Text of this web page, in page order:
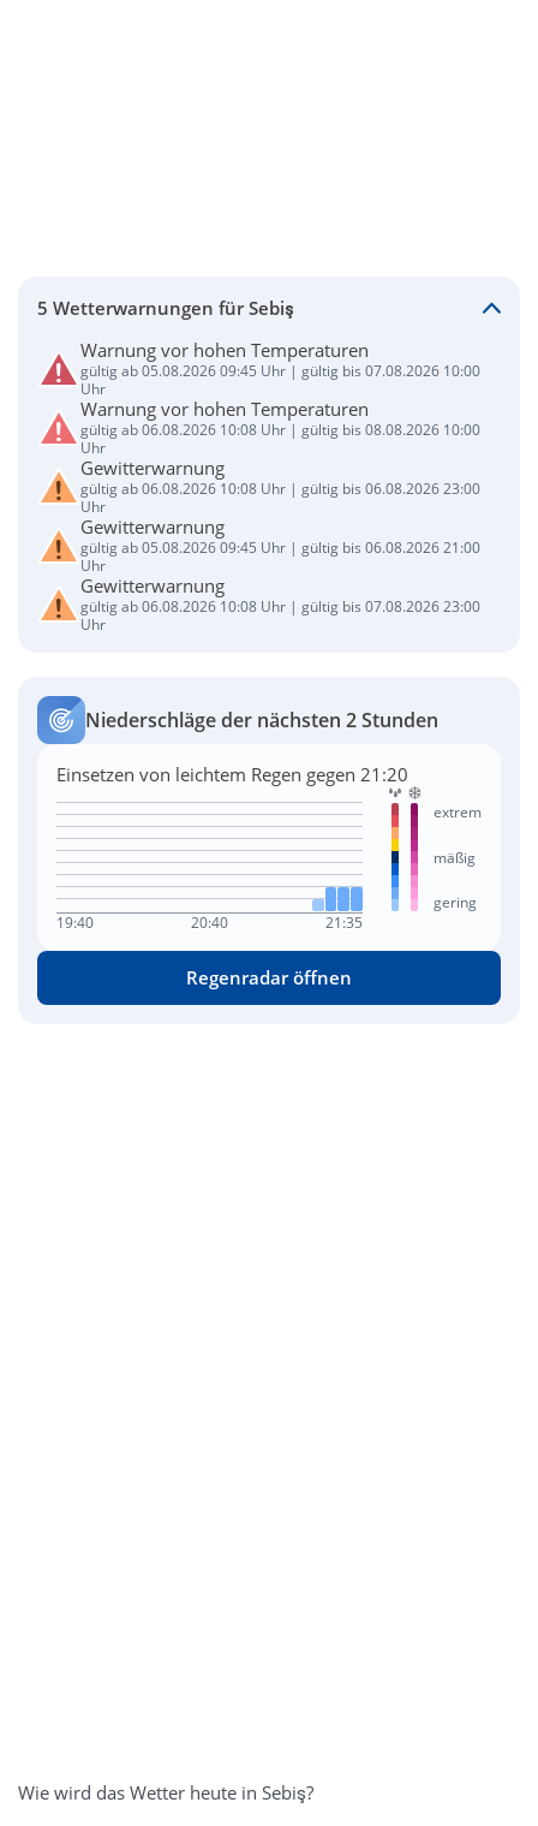
5 Wetterwarnungen für Sebiş
Warnung vor hohen Temperaturen
gültig ab 05.08.2026 09:45 Uhr | gültig bis 07.08.2026 10:00
Uhr
Warnung vor hohen Temperaturen
gültig ab 06.08.2026 10:08 Uhr | gültig bis 08.08.2026 10:00
Uhr
Gewitterwarnung
gültig ab 06.08.2026 10:08 Uhr | gültig bis 06.08.2026 23:00
Uhr
Gewitterwarnung
gültig ab 05.08.2026 09:45 Uhr | gültig bis 06.08.2026 21:00
Uhr
Gewitterwarnung
gültig ab 06.08.2026 10:08 Uhr | gültig bis 07.08.2026 23:00
Uhr
Niederschläge der nächsten 2 Stunden
Einsetzen von leichtem Regen gegen 21:20
19:40 20:40 21:35
extrem
mäßig
gering
Regenradar öffnen
Wie wird das Wetter heute in Sebiş?